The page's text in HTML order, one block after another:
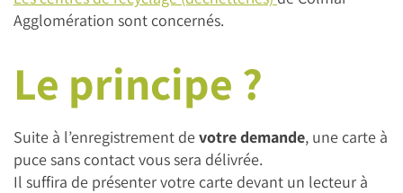
Agglomération sont concernés.
Le principe ?
Suite à l’enregistrement devotre demande, une carte à
puce sans contact vous sera délivrée.
Il suffira de présenter votre carte devant un lecteur à